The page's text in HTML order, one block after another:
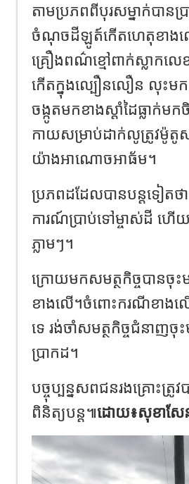
តាមប្រភពពីបុរសម្នាក់បានប្
ចំណុចដីឡូត៍កើតហេតុខាងល
គ្រឿងពណ៌ខ្មៅពាក់ស្លាកល
កើតក្នុងល្បឿនលឿន លុះម
ចង្កូតមកខាងស្តាំដៃធ្លាក់
កាយសម្រាប់ដាក់លូត្រូវម៉ូតូ
យ៉ាងអាណោចអាធ័ម។
ប្រភពដដែលបានបន្តទៀត
ការណ៍ប្រាប់ទៅម្ចាស់ដី ហើ
ភ្លាមៗ។
ក្រោយមកសមត្ថកិច្ចបានចុ
ខាងលើ។ចំពោះករណីខាងល
ទេ រង់ចាំសមត្ថកិច្ចជំនាញ
ប្រាកដ។
បច្ចុប្បន្ន​សពជនរងគ្រោះត្
ពិនិត្យបន្ត៕ដោយ​៖សុខាស